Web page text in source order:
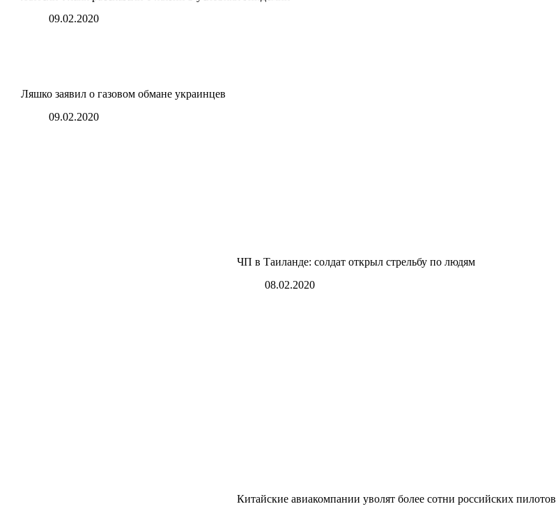
09.02.2020
Ляшко заявил о газовом обмане украинцев
09.02.2020
ЧП в Таиланде: солдат открыл стрельбу по людям
08.02.2020
Китайские авиакомпании уволят более сотни российских пилотов